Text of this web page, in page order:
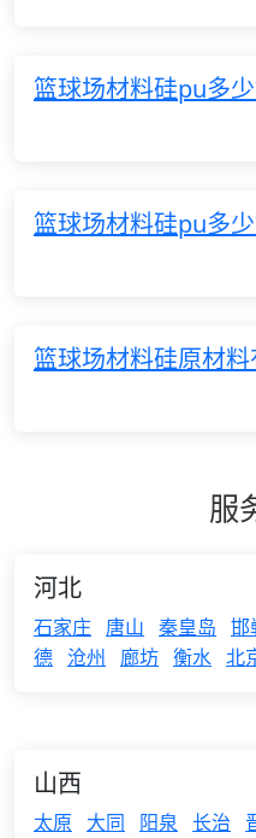
篮球场材料硅pu多
篮球场材料硅pu多
篮球场材料硅原材
服
河北
石家庄 唐山 秦皇岛 邯
德 沧州 廊坊 衡水 北
山西
太原 大同 阳泉 长治